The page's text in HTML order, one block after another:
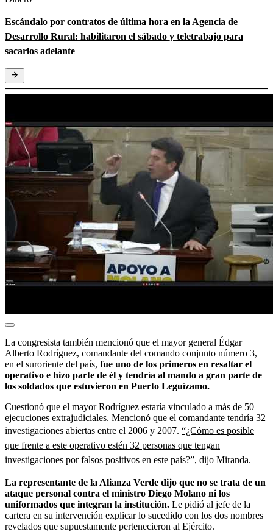
Escándalo por contratos de última hora en la Agencia de
Desarrollo Rural: habilitaron el sábado y teletrabajo para
sacarlos adelante
La congresista también mencionó que el mayor general Édgar
Alberto Rodríguez, comandante del comando conjunto número 3,
en el suroriente del país, fue uno de los primeros en resaltar el
operativo e hizo parte de él y tendría al mando a gran parte de
los soldados que estuvieron en Puerto Leguízamo.
Cuestionó que el mayor Rodríguez estaría vinculado a más de 50
ejecuciones extrajudiciales. Mencionó que el comandante tendría 32
investigaciones abiertas entre el 2006 y 2007. “¿Cómo es posible
que frente a este operativo estén 32 personas que tengan
investigaciones por falsos positivos en este país?”, dijo Miranda.
La representante de la Alianza Verde dijo que no se trata de un
ataque personal contra el ministro Diego Molano ni los
uniformados que integran la institución. Le pidió al jefe de la
cartera en su intervención explicar lo sucedido con los dos nombres
revelados que supuestamente pertenecieron al Ejército.